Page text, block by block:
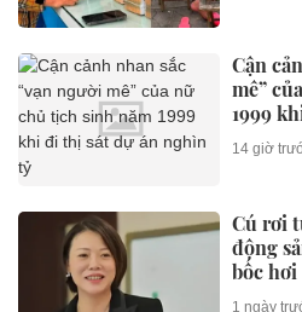
Cận
mê”
1999
tỷ
14 giờ
Cú rơi
động
bốc hơi
1 ngày